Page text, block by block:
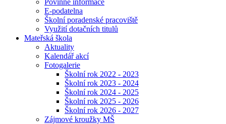
E-podatelna
Školní poradenské pracoviště
Využití dotačních titulů
Mateřská škola
Aktuality
Kalendář akcí
Fotogalerie
Školní rok 2022 - 2023
Školní rok 2023 - 2024
Školní rok 2024 - 2025
Školní rok 2025 - 2026
Školní rok 2026 - 2027
Zájmové kroužky MŠ